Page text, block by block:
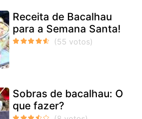
Receita de Bacalhau
para a Semana Santa!
Sobras de bacalhau: O
que fazer?